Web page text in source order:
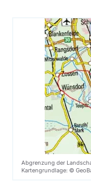
Abgrenzung der
Kartengrundlage: ©